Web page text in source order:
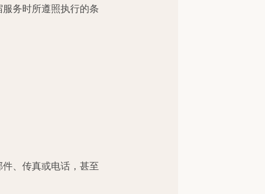
务时所遵照执行的条
、传真或电话，甚至